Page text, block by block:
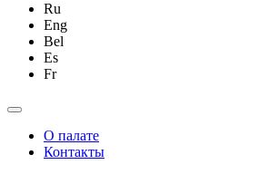
Ru
Eng
Bel
Es
Fr
О палате
Контакты